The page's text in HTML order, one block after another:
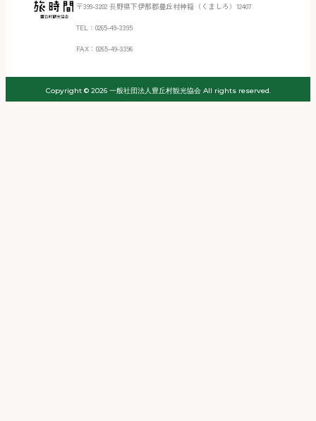
〒399-3202 ⻑野県下伊那郡豊丘村神稲（くましろ）12407
TEL：0265-49-3395
FAX：0265-49-3396
Copyright © 2026 一般社団法人豊丘村観光協会 All rights reserved.